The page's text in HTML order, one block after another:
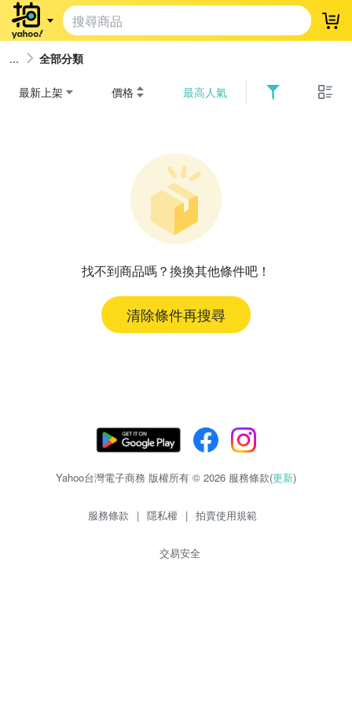
登
全部分類
最新上架 價格 最高人氣
找不到商品嗎？換換其他條件吧！
清除條件再搜尋
Yahoo台灣電子商務 版權所有 © 2026 服務條款(更新)
服務條款 | 隱私權 | 拍賣使用規範
交易安全